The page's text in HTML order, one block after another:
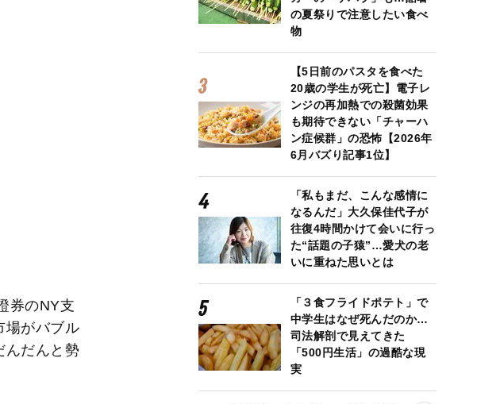
券のNY支
場がバブル
んだんと勢
の夏祭りで注意したい食べ
物
【5日前のパスタを食べた
20歳の学生が死亡】電子レ
ンジの再加熱での殺菌効果
も期待できない「チャーハ
ン症候群」の恐怖【2026年
6月バズり記事1位】
「私もまだ、こんな感情に
なるんだ」大久保佳代子が
往復4時間かけて会いに行っ
た“話題の子猿”…愛犬の老
いに重ねた思いとは
「３食フライドポテト」で
中学生はなぜ死んだのか…
司法解剖で見えてきた
「500円生活」の過酷な現
実